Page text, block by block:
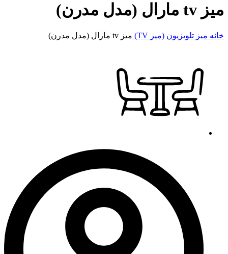
میز tv مارال (مدل مدرن)
خانه میز تلویزیون (میز TV) میز tv مارال (مدل مدرن)